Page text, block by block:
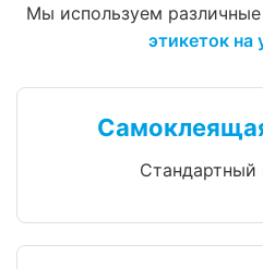
Мы используем
этикеток на
Стандартный